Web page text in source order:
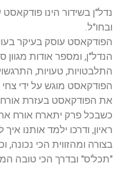
נדל"ן בשידור הינו
ובחו"ל.
הפודקאסט עוסק בעיקר
הנדל"ן, ומספר אודות
התלבטויות, טעויות,
הפודקאסט מוגש על ידי
את הפודקאסט בעזרת
כשבכל פרק יתארח אורח אחר
ראיון, ודרכו ילמד אותנו
בצורה ומהזווית הכי נכונה,
"תכל'ס" ובדרך הכי טובה